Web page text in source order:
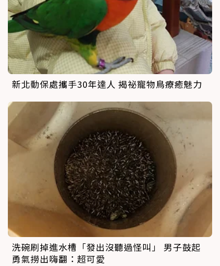
新北動保處攜手30年達人 揭祕寵物鳥療癒魅力
洗碗刷掉進水槽「發出沒聽過怪叫」 男子鼓起
勇氣撈出嗨翻：超可愛